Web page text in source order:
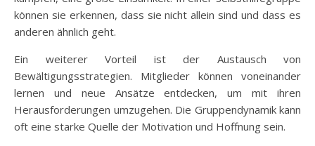
können sie erkennen, dass sie nicht allein sind und dass es
anderen ähnlich geht.
Ein weiterer Vorteil ist der Austausch von
Bewältigungsstrategien. Mitglieder können voneinander
lernen und neue Ansätze entdecken, um mit ihren
Herausforderungen umzugehen. Die Gruppendynamik kann
oft eine starke Quelle der Motivation und Hoffnung sein.